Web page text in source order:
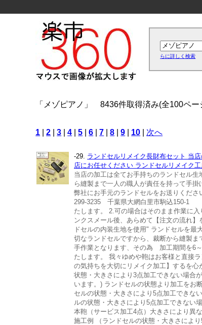
らに詳しく検索
「メゾピアノ」 8436件取得済み(全100ペー
1 |2 |3 |4 |5 |6 |7 |8 |9 10 次へ
-29. ランドセルリメイク長財布セット 当
店にお任せください ランドセルリメイ
当店の加工は全てお手持ちのランドセル
ら縫製まで一人の職人が責任を持って手
弊社にお手元のランドセルをお送りくだ
299-3235 千葉県大網白里市駒込150-1
たします。 2.可の場合はそのまま作業に
ンクスメール後、あらめて【注文の流れ
ドセルの内装生地を使用" ランドセルを
切なランドセルですから、裁断から縫製
手作業となります、その為 加工期間を6
たします。 我々ゆめや鞄はお客様と直接
の気持ちを大切にリメイク加工】するを
状態・大きさにより3点加工できない場合
います。) ランドセルの状態より加工をお
セルの状態・大きさにより5点加工できな
ルの状態・大きさにより5点加工できない
本鞄（サービス加工4点）大きさにより異
施工例 （ランドセルの状態・大きさによ